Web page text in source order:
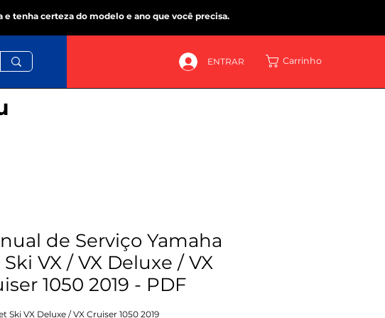
tenha certeza do modelo e ano que você precisa.
ENTRAR Carrinho
de Serviço Yamaha
VX / VX Deluxe / VX
1050 2019 - PDF
Ski VX Deluxe / VX Cruiser 1050 2019